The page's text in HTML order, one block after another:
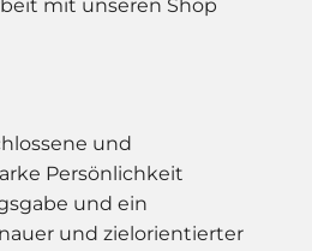
mit unseren Shop
und
Persönlichkeit
und ein
und zielorientierter